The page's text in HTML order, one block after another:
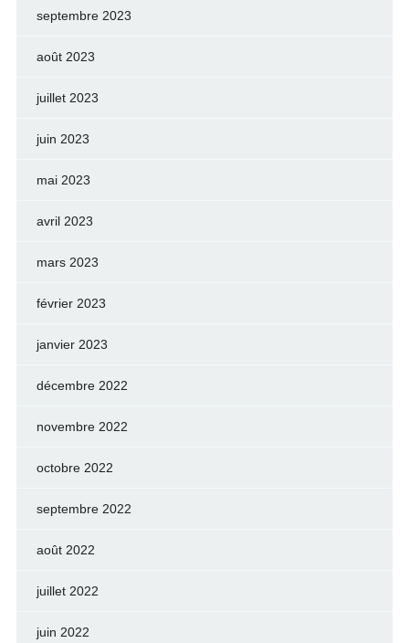
septembre 2023
août 2023
juillet 2023
juin 2023
mai 2023
avril 2023
mars 2023
février 2023
janvier 2023
décembre 2022
novembre 2022
octobre 2022
septembre 2022
août 2022
juillet 2022
juin 2022